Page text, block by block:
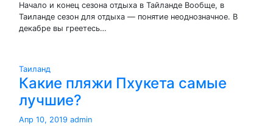
Начало и конец сезона отдыха в Тайланде Вообще, в
Таиланде сезон для отдыха — понятие неоднозначное. В
декабре вы греетесь…
Таиланд
Какие пляжи Пхукета самые
лучшие?
Апр 10, 2019 admin